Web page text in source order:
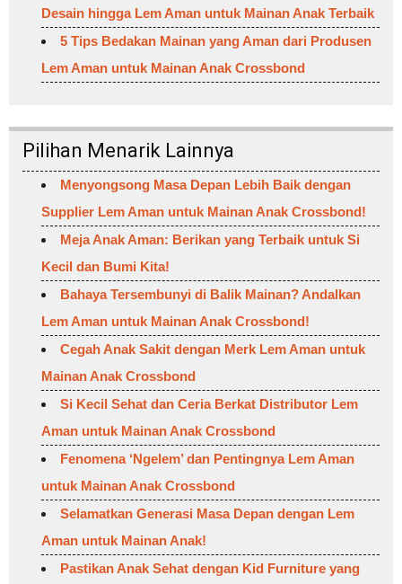
Desain hingga Lem Aman untuk Mainan Anak Terbaik
5 Tips Bedakan Mainan yang Aman dari Produsen
Lem Aman untuk Mainan Anak Crossbond
Pilihan Menarik Lainnya
Menyongsong Masa Depan Lebih Baik dengan
Supplier Lem Aman untuk Mainan Anak Crossbond!
Meja Anak Aman: Berikan yang Terbaik untuk Si
Kecil dan Bumi Kita!
Bahaya Tersembunyi di Balik Mainan? Andalkan
Lem Aman untuk Mainan Anak Crossbond!
Cegah Anak Sakit dengan Merk Lem Aman untuk
Mainan Anak Crossbond
Si Kecil Sehat dan Ceria Berkat Distributor Lem
Aman untuk Mainan Anak Crossbond
Fenomena ‘Ngelem’ dan Pentingnya Lem Aman
untuk Mainan Anak Crossbond
Selamatkan Generasi Masa Depan dengan Lem
Aman untuk Mainan Anak!
Pastikan Anak Sehat dengan Kid Furniture yang